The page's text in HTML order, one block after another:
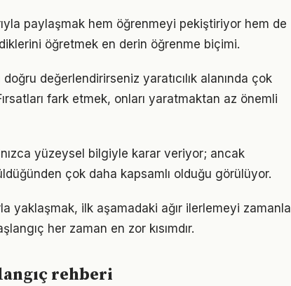
paylaşmak hem öğrenmeyi pekiştiriyor hem de
öğretmek en derin öğrenme biçimi.
değerlendirirseniz yaratıcılık alanında çok
fark etmek, onları yaratmaktan az önemli
yüzeysel bilgiyle karar veriyor; ancak
çok daha kapsamlı olduğu görülüyor.
yaklaşmak, ilk aşamadaki ağır ilerlemeyi zamanla
her zaman en zor kısımdır.
rehberi